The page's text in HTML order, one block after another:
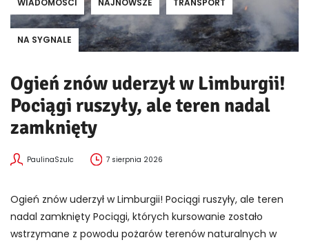
WIADOMOŚCI NAJNOWSZE TRANSPORT
NA SYGNALE
Ogień znów uderzył w Limburgii!
Pociągi ruszyły, ale teren nadal
zamknięty
PaulinaSzulc 7 sierpnia 2026
Ogień znów uderzył w Limburgii! Pociągi ruszyły, ale teren
nadal zamknięty Pociągi, których kursowanie zostało
wstrzymane z powodu pożarów terenów naturalnych w